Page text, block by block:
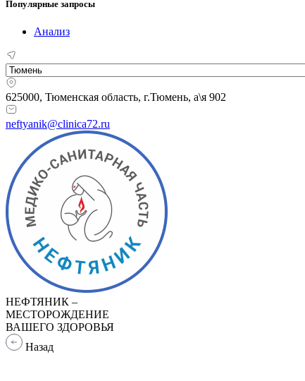
Популярные запросы
Анализ
625000, Тюменская область, г.Тюмень, а\я 902
neftyanik@clinica72.ru
НЕФТЯНИК –
МЕСТОРОЖДЕНИЕ
ВАШЕГО ЗДОРОВЬЯ
Назад